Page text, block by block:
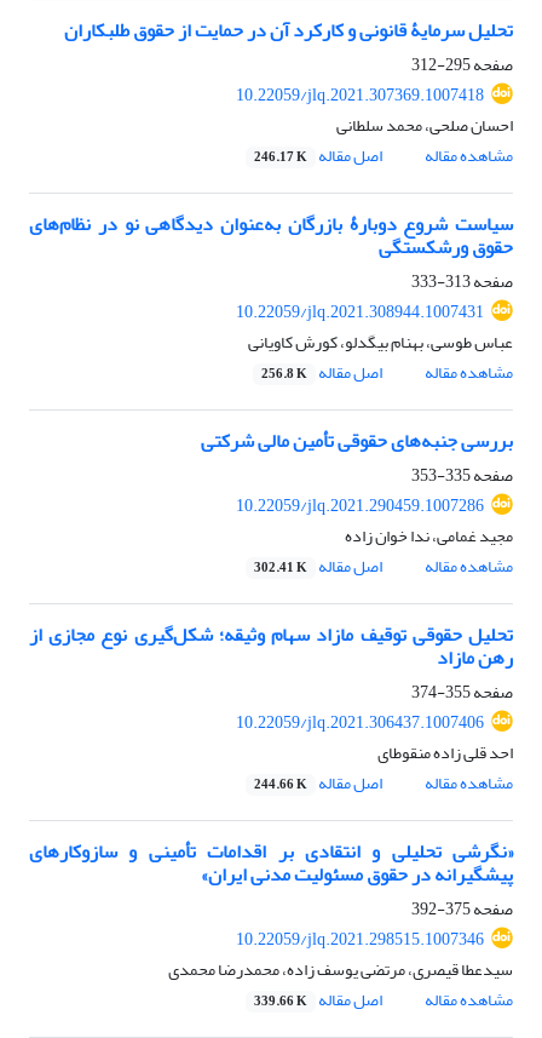
تحلیل سرمایۀ قانونی و کارکرد آن در حمایت از حقوق طلبکاران
صفحه295-312
10.22059/jlq.2021.307369.1007418
احسان صلحی، محمد سلطانی
مشاهده مقاله
اصل مقاله 246.17 K
سیاست شروع دوبارۀ بازرگان به‌عنوان دیدگاهی نو در نظام‌های
حقوق ورشکستگی
صفحه313-333
10.22059/jlq.2021.308944.1007431
عباس طوسی، بهنام بیگدلو، کورش کاویانی
مشاهده مقاله
اصل مقاله 256.8 K
بررسی جنبه‌های حقوقی تأمین مالی شرکتی
صفحه335-353
10.22059/jlq.2021.290459.1007286
مجید غمامی، ندا خوان زاده
مشاهده مقاله
اصل مقاله 302.41 K
تحلیل حقوقی توقیف مازاد سهام وثیقه؛ شکل‌گیری نوع مجازی از
رهن مازاد
صفحه355-374
10.22059/jlq.2021.306437.1007406
احد قلی زاده منقوطای
مشاهده مقاله
اصل مقاله 244.66 K
«نگرشی تحلیلی و انتقادی بر اقدامات تأمینی و سازوکارهای
پیشگیرانه در حقوق مسئولیت مدنی ایران»
صفحه375-392
10.22059/jlq.2021.298515.1007346
سیدعطا قیصری، مرتضی یوسف زاده، محمدرضا محمدی
مشاهده مقاله
اصل مقاله 339.66 K